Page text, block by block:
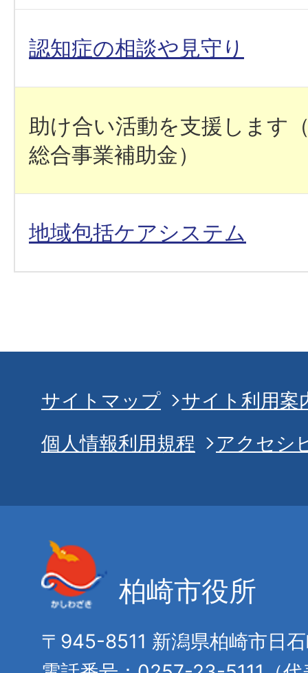
認知症の相談や見守り
助け合い活動を支援します
総合事業補助金）
地域包括ケアシステム
サイトマップ
サイト利用案
個人情報利用規程
アクセシ
柏崎市役所
〒945-8511 新潟県柏崎市日